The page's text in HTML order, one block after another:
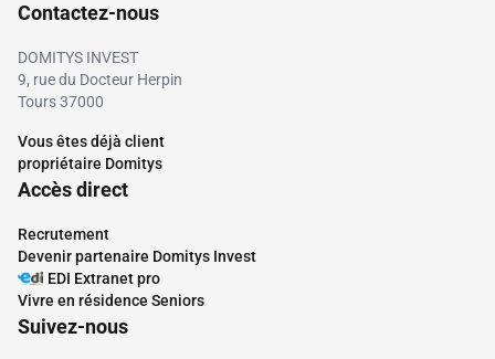
Contactez-nous
DOMITYS INVEST
9, rue du Docteur Herpin
Tours 37000
Vous êtes déjà client
propriétaire Domitys
Accès direct
Recrutement
Devenir partenaire Domitys Invest
EDI Extranet pro
Vivre en résidence Seniors
Suivez-nous